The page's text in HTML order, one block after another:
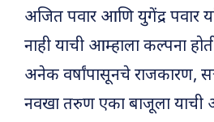
अजित पवार आणि युगेंद्र पवार
नाही याची आम्हाला कल्पना
अनेक वर्षांपासूनचे राजकारण,
नवखा तरुण एका बाजूला याची